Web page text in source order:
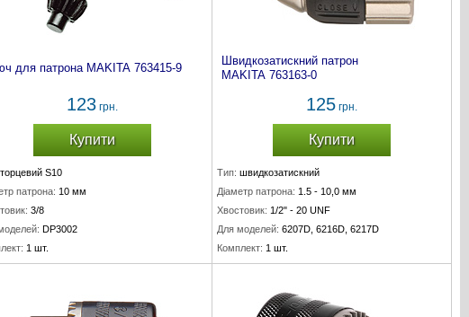
для патрона MAKITA 763415-9
123 грн.
Купити
торцевий S10
патрона: 10 мм
3/8
DP3002
1 шт.
Швидкозатискний патрон
MAKITA 763163-0
125 грн.
Купити
Тип: швидкозатискний
Діаметр патрона: 1.5 - 10,0 мм
Хвостовик: 1/2" - 20 UNF
Для моделей: 6207D, 6216D, 6217D
Комплект: 1 шт.